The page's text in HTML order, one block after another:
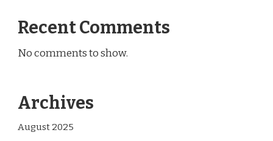
Recent Comments
No comments to show.
Archives
August 2025